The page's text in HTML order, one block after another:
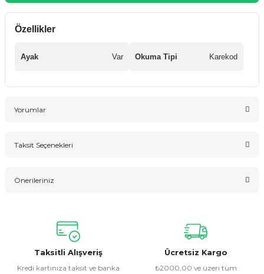
Özellikler
Ayak Var Okuma Tipi Karekod
Yorumlar
Taksit Seçenekleri
Önerileriniz
konularda yetersiz gördüğünüz noktaları öneri formunu
kullanarak tarafımıza iletebilirsiniz.
Görüş ve önerileriniz için teşekkür ederiz.
Taksitli Alışveriş
Kredi kartınıza taksit ve banka
Ücretsiz Kargo
₺2000,00 ve üzeri tüm